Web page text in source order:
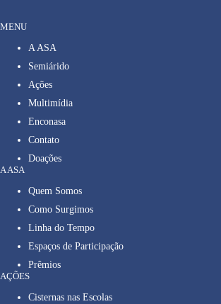
MENU
A ASA
Semiárido
Ações
Multimídia
Enconasa
Contato
Doações
A ASA
Quem Somos
Como Surgimos
Linha do Tempo
Espaços de Participação
Prêmios
AÇÕES
Cisternas nas Escolas